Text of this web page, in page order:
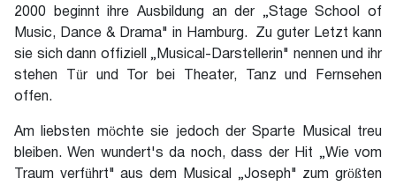
2000 beginnt ihre Ausbildung an der „Stage School of
Music, Dance & Drama" in Hamburg. Zu guter Letzt kann
sie sich dann offiziell „Musical-Darstellerin" nennen und ihr
stehen Tür und Tor bei Theater, Tanz und Fernsehen
offen.
Am liebsten möchte sie jedoch der Sparte Musical treu
bleiben. Wen wundert's da noch, dass der Hit „Wie vom
Traum verführt" aus dem Musical „Joseph" zum größten